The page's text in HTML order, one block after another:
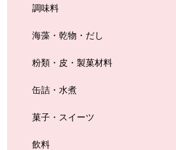
調味料
海藻・乾物・だし
粉類・皮・製菓材料
缶詰・水煮
菓子・スイーツ
飲料